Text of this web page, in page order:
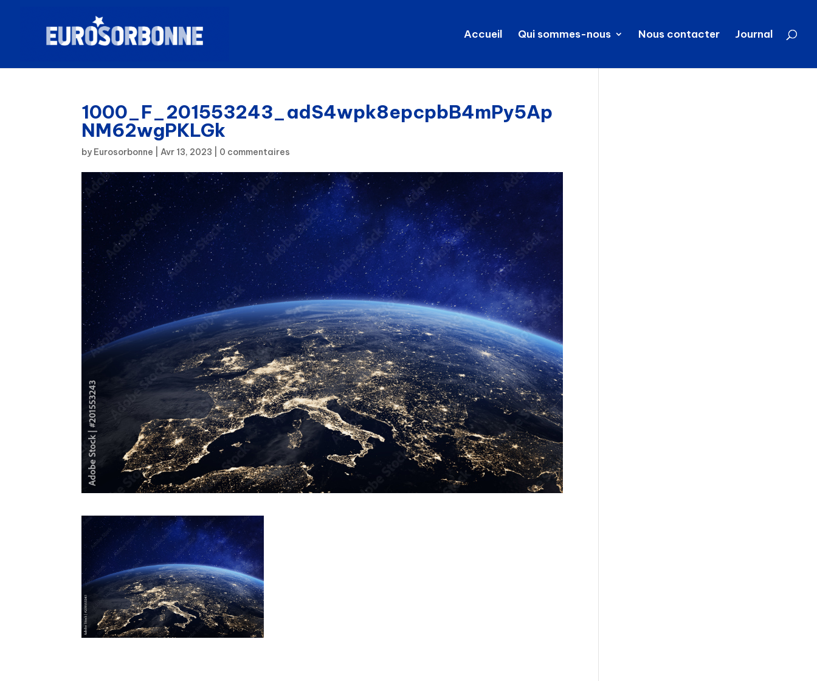
Accueil Qui sommes-nous Nous contacter Journal
1000_F_201553243_adS4wpk8epcpbB4mPy5Ap
NM62wgPKLGk
by Eurosorbonne |Avr 13, 2023 0 commentaires